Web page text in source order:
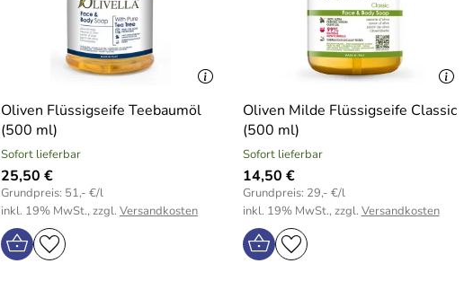
Oliven Flüssigseife Teebaumöl
(500 ml)
Sofort lieferbar
25,50 €
Grundpreis: 51,- €/l
inkl. 19% MwSt., zzgl. Versandkosten
Oliven Milde Flüssigseife Classic
(500 ml)
Sofort lieferbar
14,50 €
Grundpreis: 29,- €/l
inkl. 19% MwSt., zzgl. Versandkosten